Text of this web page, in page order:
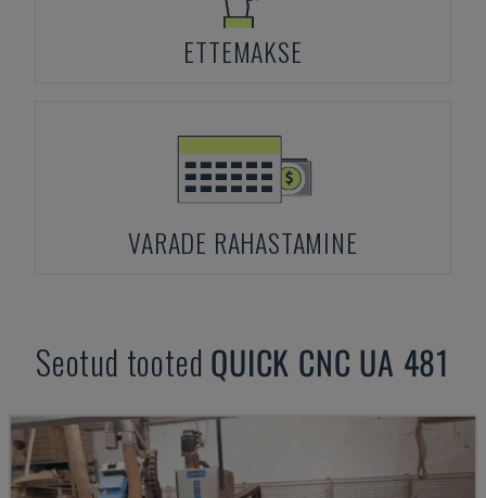
ETTEMAKSE
VARADE RAHASTAMINE
Seotud tooted QUICK CNC UA 481